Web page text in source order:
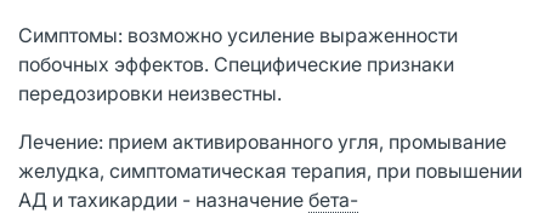
Симптомы: возможно усиление выраженности
побочных эффектов. Специфические признаки
передозировки неизвестны.
Лечение: прием активированного угля, промывание
желудка, симптоматическая терапия, при повышении
АД и тахикардии - назначение бета-